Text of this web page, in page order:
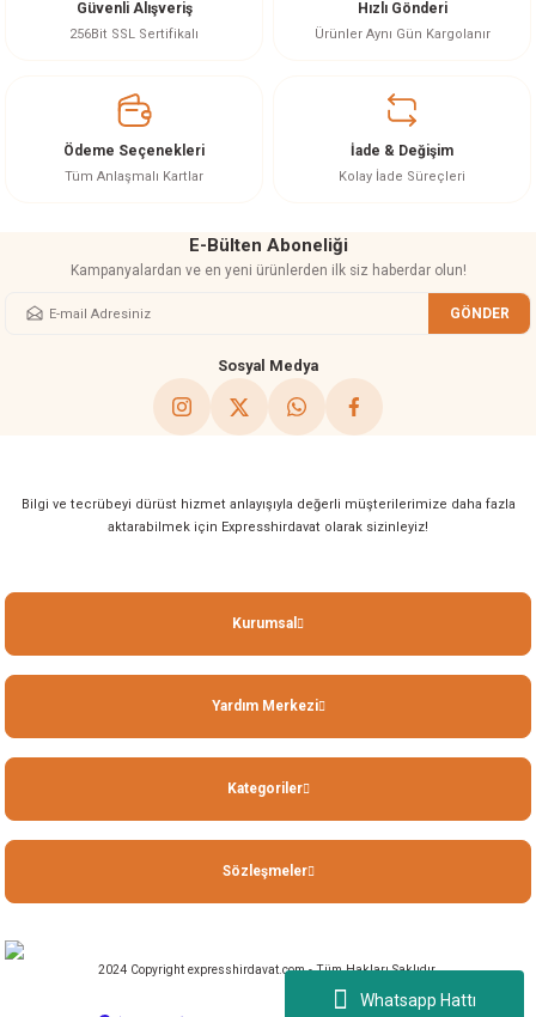
Whatsapp Hattı
Ürün resmi kalitesiz, bozuk veya görüntülenemiyor.
Ürün bilgilerinde hatalar bulunuyor.
Bu ürüne benzer farklı alternatifler olmalı.
Güvenli Alışveriş
256Bit SSL Sertifikalı
Hızlı Gönderi
Ürünler Aynı Gün Kargolanır
Ödeme Seçenekleri
Tüm Anlaşmalı Kartlar
İade & Değişim
Kolay İade Süreçleri
E-Bülten Aboneliği
Kampanyalardan ve en yeni ürünlerden ilk siz haberdar olun!
GÖNDER
Sosyal Medya
Bilgi ve tecrübeyi dürüst hizmet anlayışıyla değerli müşterilerimize daha fazla
aktarabilmek için Expresshirdavat olarak sizinleyiz!
Kurumsal
Yardım Merkezi
Kategoriler
Sözleşmeler
2024 Copyright expresshirdavat.com - Tüm Hakları Saklıdır.